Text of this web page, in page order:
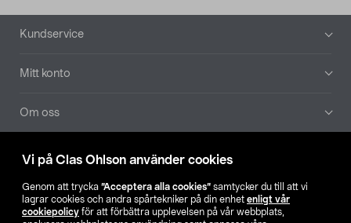
Vi på Clas Ohlson använder cookies
Genom att trycka ”Acceptera alla cookies” samtycker du till att vi
lagrar cookies och andra spårtekniker på din enhet enligt vår
cookiepolicy för att förbättra upplevelsen på vår webbplats,
Sidfot
Kundservice
Mitt konto
Om oss
Aktuellt
Våra bolag